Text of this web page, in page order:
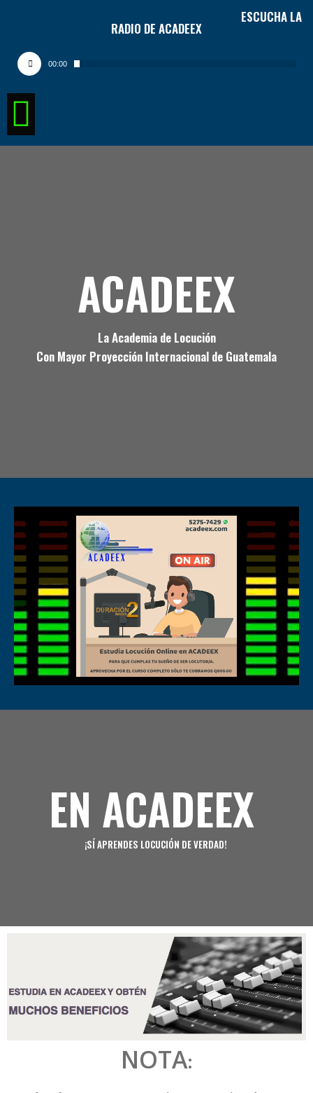
ESCUCHA LA
RADIO DE ACADEEX
Audio
Player 00:00
ACADEEX
La Academia de Locución
Con Mayor Proyección Internacional de Guatemala
EN ACADEEX
¡SÍ APRENDES LOCUCIÓN DE VERDAD!
NOTA: